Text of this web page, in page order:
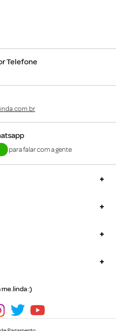
Telefone
para falar com a gente
+
+
+
+
me.linda :)